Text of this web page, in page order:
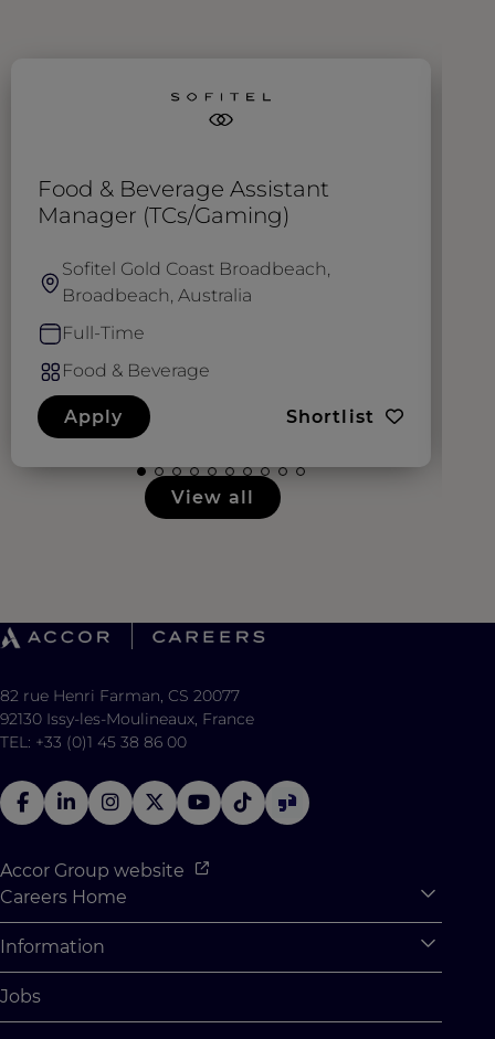
Food & Beverage Assistant
Manager (TCs/Gaming)
Sofitel Gold Coast Broadbeach,
Broadbeach, Australia
Full-Time
Food & Beverage
Apply Shortlist
View all
82 rue Henri Farman, CS 20077
92130 Issy-les-Moulineaux, France
TEL: +33 (0)1 45 38 86 00
Accor Group website
Careers Home
Why Join Accor
Student Opportunities
Information
Cookie Settings
Jobs